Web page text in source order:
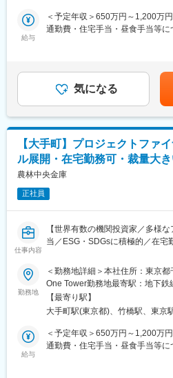
ンスキームを直接経営者向けに
・取引先は法人に限定されており
営業でご活躍いただいた後にスタ
業室等のバックオフィスポジシ
■当金庫働き方と魅力：
・初任地は北海道エリア（札幌
等）での確定となります。
※途中でフリーコース（住宅手当
能（年2回の申告制）
・平均残業時間については20時間
・リモートワークや顧客向け直
変更の範囲：会社の定める業務
に多様な金融サービスを提供い
携やDXを活用した新規ビジネス
・法人顧客への長期・短期貸出
リコースローン、シンジケート
提案
・グローバルインベストメンツ
やファイナンスストラクチャリン
・サステナブルファイナンスの提
成長支援、リサーチ＆ソリューシ
・農林水産業の成長に向けた生産
農関連企業への金融サービス提供
・グループ内外の多様なパート
リード
■業務の魅力
当社は「いのち」に向き合うパー
ミッションを担います。独自の
し、収益貢献だけでなく、農林
できる点が大きな魅力です。担当
ムアップの風土も特徴です。
給与
＜予定年収＞650万円～1,200万
通勤費・住宅手当・昼食手当等
記年収は残業代を含みません※前
定します賃金はあくまでも目安
する可能性があります。月給(月
気になる
【大手町】プロジェクトファ
ル展開・在宅勤務可・裁量大
農林中央金庫
正社員
仕事内容
【世界有数の機関投資家／多様
当／ESG・SDGsに積極的／在宅
■業務概要
当社のグローバル・インベストメ
ト投融資部にて、プロジェクト
イナンス（航空機ファイナンス
いただきます。グローバルな体制
件に携わり、ESGやSDGs関連分
す。
勤務地
＜勤務地詳細＞本社住所：東京
One Tower勤務地最寄駅：地下
内喫煙可能場所あり変更の範囲
ワーク含む）
【最寄り駅】
大手町駅(東京都)、竹橋駅、東京
給与
＜予定年収＞650万円～1,200万
通勤費・住宅手当・昼食手当等